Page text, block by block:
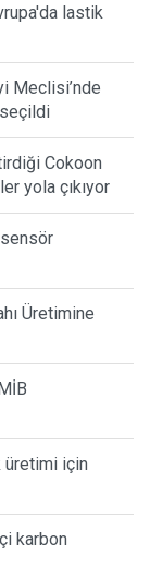
lastik
Meclisi’nde
Cokoon
yola çıkıyor
Üretimine
üretimi için
karbon